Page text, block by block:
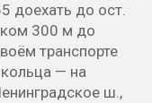
доехать до ост.
300 м до
транспорте
— на
ш.,